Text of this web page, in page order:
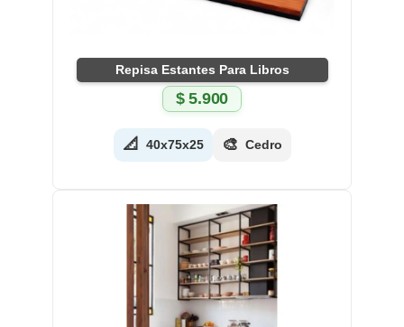
Repisa Estantes Para Libros
$5.900
📐 40x75x25 🎨 Cedro